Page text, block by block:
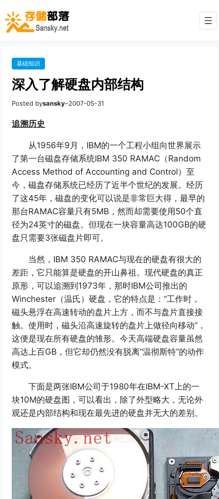
基础知识
深入了解硬盘内部结构
Posted bysansky–2007-05-31
追溯历史
从1956年9月，IBM的一个工程小组向世界展示
了第一台磁盘存储系统IBM 350 RAMAC（Random
Access Method of Accounting and Control）至
今，磁盘存储系统已经历了近半个世纪的发展。经历
了这45年，磁盘的变化可以说是非常巨大得，最早的
那台RAMAC容量只有5MB，然而却需要使用50个直
径为24英寸的磁盘。但现在一块容量高达100GB的硬
盘只需要3张磁盘片即可。
当然，IBM 350 RAMAC与现在的硬盘有很大的
差距，它只能算是硬盘的开山鼻祖。现代硬盘的真正
原形，可以追溯到1973年，那时IBM公司推出的
Winchester（温氏）硬盘，它的特点是：“工作时，
磁头悬浮在高速转动的盘片上方，而不与盘片直接接
触。使用时，磁头沿高速旋转的盘片上做径向移动”，
这便是现在所有硬盘的雏形。今天高端硬盘容量虽然
高达上百GB，但它却仍然没有脱离“温彻斯特”的动作
模式。
下面是两张IBM公司于1980年在IBM-XT上的一
块10M的硬盘图，可以看出，除了外型略大，无论外
观还是内部结构和现在最先进的硬盘并无大的差别。